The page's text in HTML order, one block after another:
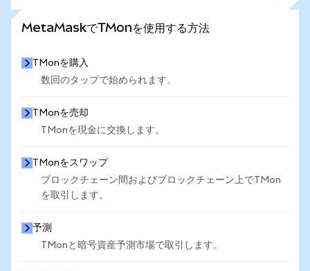
MetaMaskでTMonを使用する方法
TMonを購入
数回のタップで始められます。
TMonを売却
TMonを現金に交換します。
TMonをスワップ
ブロックチェーン間およびブロックチェーン上でTMon
を取引します。
予測
TMonと暗号資産予測市場で取引します。